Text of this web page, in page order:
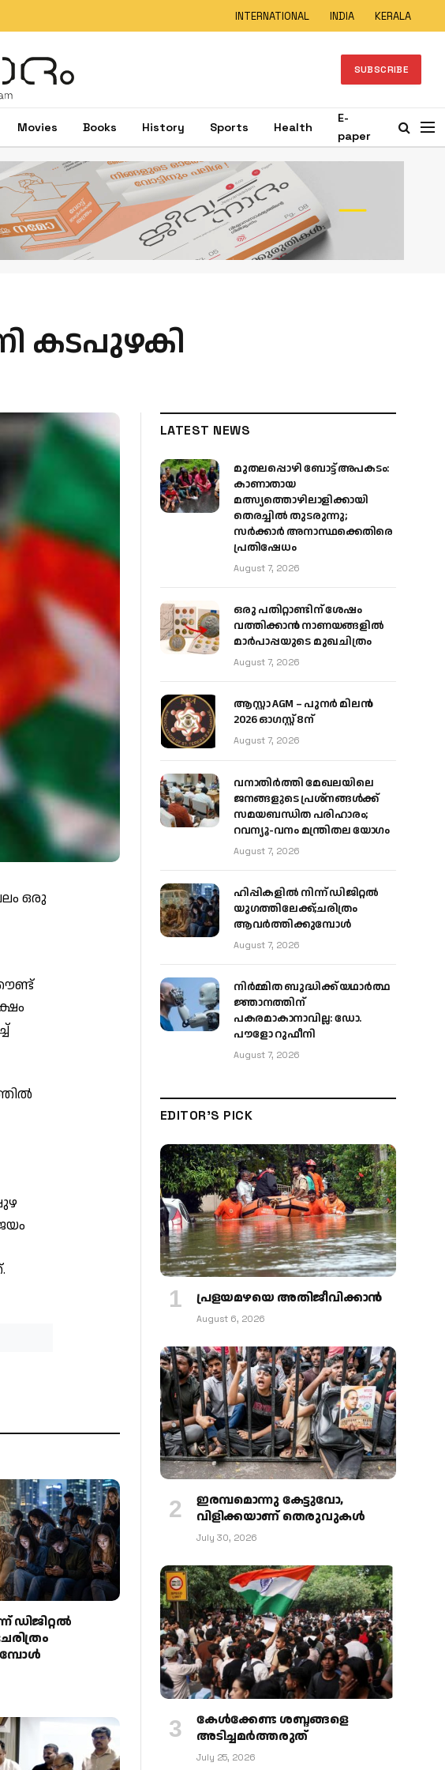
INTERNATIONAL INDIA KERALA
SUBSCRIBE
Movies Books History Sports Health
E-
paper
കടപുഴകി
ഒരു
ഡിജിറ്റല്‍
LATEST NEWS
മുതലപ്പൊഴി ബോട്ട് അപകടം:
കാണാതായ
മത്സ്യത്തൊഴിലാളിക്കായി
തെരച്ചിൽ തുടരുന്നു;
സർക്കാർ അനാസ്ഥക്കെതിരെ
പ്രതിഷേധം
August 7, 2026
ഒരു പതിറ്റാണ്ടിന് ശേഷം
വത്തിക്കാൻ നാണയങ്ങളിൽ
മാർപാപ്പയുടെ മുഖചിത്രം
August 7, 2026
ആസ്റ്റാ AGM – പുനർ മിലൻ
2026 ഓഗസ്റ്റ് 8ന്
August 7, 2026
വനാതിർത്തി മേഖലയിലെ
ജനങ്ങളുടെ പ്രശ്നങ്ങൾക്ക്
സമയബന്ധിത പരിഹാരം;
റവന്യൂ-വനം മന്ത്രിതല യോഗം
August 7, 2026
ഹിപ്പികളില്‍ നിന്ന് ഡിജിറ്റല്‍
യുഗത്തിലേക്ക്;ചരിത്രം
ആവര്‍ത്തിക്കുമ്പോള്‍
August 7, 2026
നിർമ്മിത ബുദ്ധിക്ക് യഥാർത്ഥ
ജ്ഞാനത്തിന്
പകരമാകാനാവില്ല: ഡോ.
പൗളോ റുഫീനി
August 7, 2026
EDITOR'S PICK
പ്രളയമഴയെ അതിജീവിക്കാന്‍
August 6, 2026
ഇരമ്പമൊന്നു കേട്ടുവോ,
വിളിക്കയാണ് തെരുവുകള്‍
July 30, 2026
കേള്‍ക്കേണ്ട ശബ്ദങ്ങളെ
അടിച്ചമര്‍ത്തരുത്
July 25, 2026